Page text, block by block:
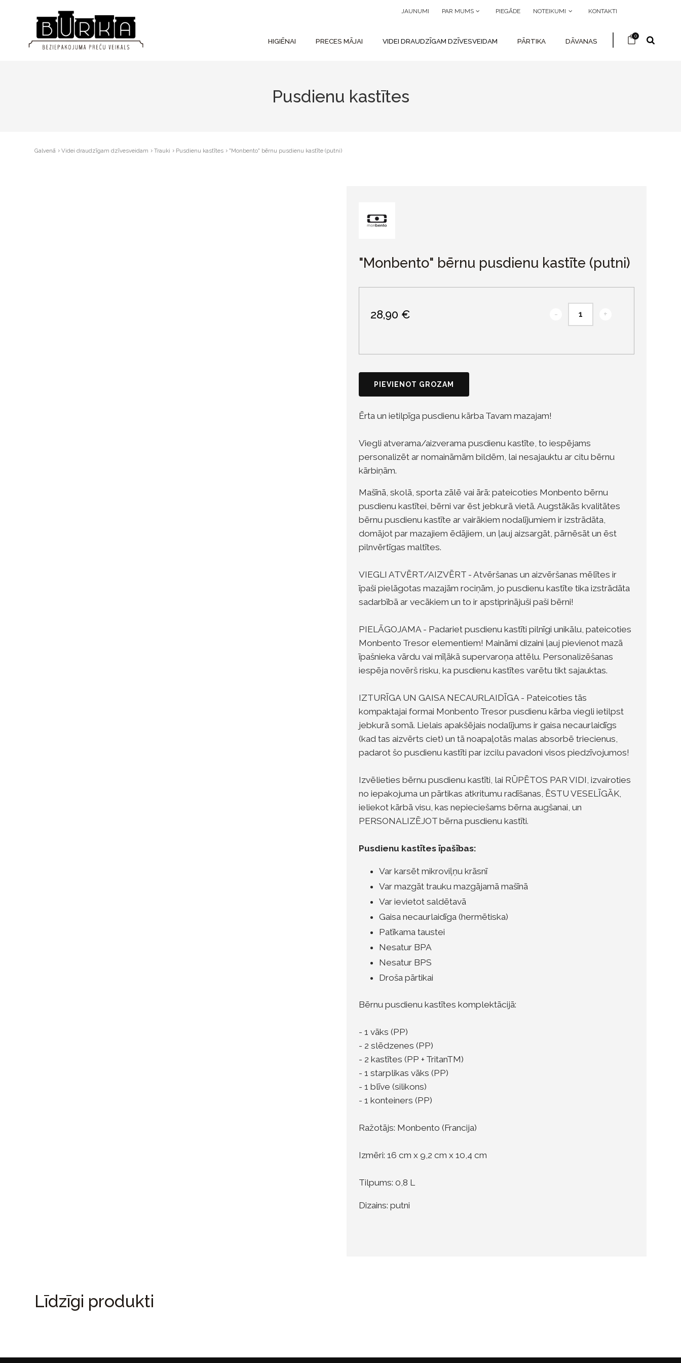
JAUNUMI PAR MUMS PIEGĀDE NOTEIKUMI KONTAKTI
HIGIĒNAI PRECES MĀJAI VIDEI DRAUDZĪGAM DZĪVESVEIDAM PĀRTIKA DĀVANAS
0
Pusdienu kastītes
Galvenā Videi draudzīgam dzīvesveidam Trauki Pusdienu kastītes "Monbento" bērnu pusdienu kastīte (putni)
"Monbento" bērnu pusdienu kastīte (putni)
28,90 € - +
PIEVIENOT GROZAM
Ērta un ietilpīga pusdienu kārba Tavam mazajam!
Viegli atverama/aizverama pusdienu kastīte, to iespējams
personalizēt ar nomaināmām bildēm, lai nesajauktu ar citu bērnu
kārbiņām.
Mašīnā, skolā, sporta zālē vai ārā: pateicoties Monbento bērnu
pusdienu kastītei, bērni var ēst jebkurā vietā. Augstākās kvalitātes
bērnu pusdienu kastīte ar vairākiem nodalījumiem ir izstrādāta,
domājot par mazajiem ēdājiem, un ļauj aizsargāt, pārnēsāt un ēst
pilnvērtīgas maltītes.
VIEGLI ATVĒRT/AIZVĒRT - Atvēršanas un aizvēršanas mēlītes ir
īpaši pielāgotas mazajām rociņām, jo pusdienu kastīte tika izstrādāta
sadarbībā ar vecākiem un to ir apstiprinājuši paši bērni!
PIELĀGOJAMA - Padariet pusdienu kastīti pilnīgi unikālu, pateicoties
Monbento Tresor elementiem! Maināmi dizaini ļauj pievienot mazā
īpašnieka vārdu vai mīļākā supervaroņa attēlu. Personalizēšanas
iespēja novērš risku, ka pusdienu kastītes varētu tikt sajauktas.
IZTURĪGA UN GAISA NECAURLAIDĪGA - Pateicoties tās
kompaktajai formai Monbento Tresor pusdienu kārba viegli ietilpst
jebkurā somā. Lielais apakšējais nodalījums ir gaisa necaurlaidīgs
(kad tas aizvērts ciet) un tā noapaļotās malas absorbē triecienus,
padarot šo pusdienu kastīti par izcilu pavadoni visos piedzīvojumos!
Izvēlieties bērnu pusdienu kastīti, lai RŪPĒTOS PAR VIDI, izvairoties
no iepakojuma un pārtikas atkritumu radīšanas, ĒSTU VESELĪGĀK,
ieliekot kārbā visu, kas nepieciešams bērna augšanai, un
PERSONALIZĒJOT bērna pusdienu kastīti.
Pusdienu kastītes īpašības:
Var karsēt mikroviļņu krāsnī
Var mazgāt trauku mazgājamā mašīnā
Var ievietot saldētavā
Gaisa necaurlaidīga (hermētiska)
Patīkama taustei
Nesatur BPA
Nesatur BPS
Droša pārtikai
Bērnu pusdienu kastītes komplektācijā:
- 1 vāks (PP)
- 2 slēdzenes (PP)
- 2 kastītes (PP + TritanTM)
- 1 starplikas vāks (PP)
- 1 blīve (silikons)
- 1 konteiners (PP)
Ražotājs: Monbento (Francija)
Izmēri: 16 cm x 9,2 cm x 10,4 cm
Tilpums: 0,8 L
Dizains: putni
Līdzīgi produkti